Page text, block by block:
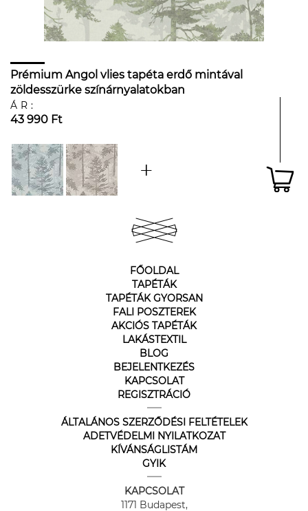
Prémium Angol vlies tapéta erdő mintával
zöldesszürke színárnyalatokban
ÁR:
43 990 Ft
FŐOLDAL
TAPÉTÁK
TAPÉTÁK GYORSAN
FALI POSZTEREK
AKCIÓS TAPÉTÁK
LAKÁSTEXTIL
BLOG
BEJELENTKEZÉS
KAPCSOLAT
REGISZTRÁCIÓ
ÁLTALÁNOS SZERZŐDÉSI FELTÉTELEK
ADETVÉDELMI NYILATKOZAT
KÍVÁNSÁGLISTÁM
GYIK
KAPCSOLAT
1171 Budapest,